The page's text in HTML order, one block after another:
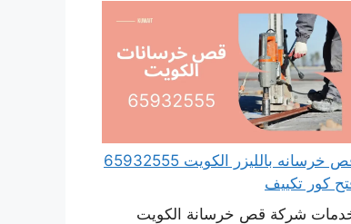
قص خرسانه بالليزر الكويت 65932555
كور تكييف
شركة قص خرسانة الكويت